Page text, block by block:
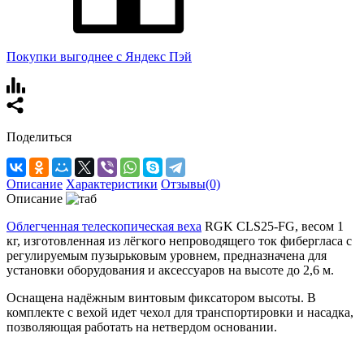
Покупки выгоднее с Яндекс Пэй
Поделиться
Описание Характеристики Отзывы(0)
Описание
Облегченная телескопическая веха RGK CLS25-FG, весом 1
кг, изготовленная из лёгкого непроводящего ток фибергласа с
регулируемым пузырьковым уровнем, предназначена для
установки оборудования и аксессуаров на высоте до 2,6 м.
Оснащена надёжным винтовым фиксатором высоты. В
комплекте с вехой идет чехол для транспортировки и насадка,
позволяющая работать на нетвердом основании.